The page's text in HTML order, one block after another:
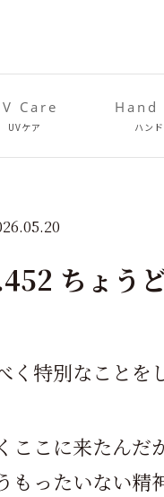
Care
UVケア
Hand
ハン
ちょう
く特別なことを
ここに来たんだ
もったいない精